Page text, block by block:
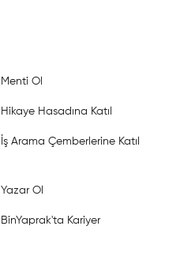
Menti Ol
Hikaye Hasadına Katıl
İş Arama Çemberlerine Katıl
Yazar Ol
BinYaprak'ta Kariyer